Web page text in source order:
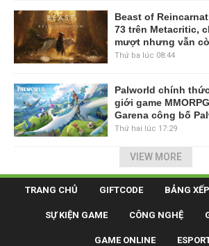
Beast of
73 trên Metacritic,
mượt nhưng vẫn
Thứ ba lúc 08:44
Palworld chính
giới game
Garena công bố
Thứ hai lúc 17:29
VIEW MORE
TRANG CHỦ GIFTCODE BẢNG
SỰ KIỆN GAME CÔNG NGHỆ
GAME ONLINE